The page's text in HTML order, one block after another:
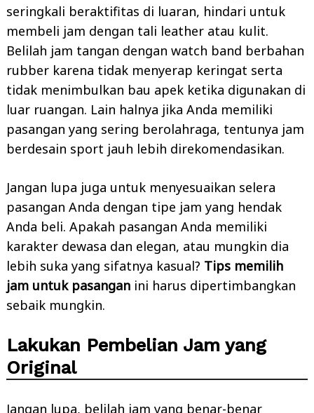
seringkali beraktifitas di luaran, hindari untuk
membeli jam dengan tali leather atau kulit.
Belilah jam tangan dengan watch band berbahan
rubber karena tidak menyerap keringat serta
tidak menimbulkan bau apek ketika digunakan di
luar ruangan. Lain halnya jika Anda memiliki
pasangan yang sering berolahraga, tentunya jam
berdesain sport jauh lebih direkomendasikan.
Jangan lupa juga untuk menyesuaikan selera
pasangan Anda dengan tipe jam yang hendak
Anda beli. Apakah pasangan Anda memiliki
karakter dewasa dan elegan, atau mungkin dia
lebih suka yang sifatnya kasual? Tips memilih
jam untuk pasangan ini harus dipertimbangkan
sebaik mungkin.
Lakukan Pembelian Jam yang
Original
Jangan lupa, belilah jam yang benar-benar